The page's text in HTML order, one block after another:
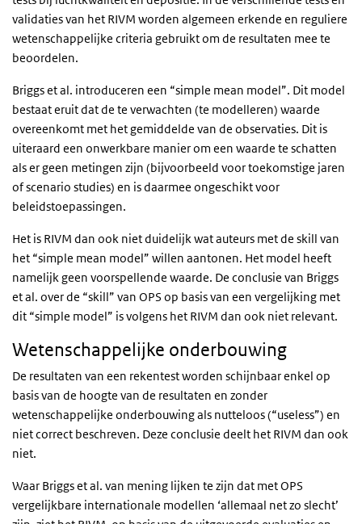
validaties van het RIVM worden algemeen erkende en reguliere
wetenschappelijke criteria gebruikt om de resultaten mee te
beoordelen.
Briggs et al. introduceren een “simple mean model”. Dit model
bestaat eruit dat de te verwachten (te modelleren) waarde
overeenkomt met het gemiddelde van de observaties. Dit is
uiteraard een onwerkbare manier om een waarde te schatten
als er geen metingen zijn (bijvoorbeeld voor toekomstige jaren
of scenario studies) en is daarmee ongeschikt voor
beleidstoepassingen.
Het is RIVM dan ook niet duidelijk wat auteurs met de skill van
het “simple mean model” willen aantonen. Het model heeft
namelijk geen voorspellende waarde. De conclusie van Briggs
et al. over de “skill” van OPS op basis van een vergelijking met
dit “simple model” is volgens het RIVM dan ook niet relevant.
Wetenschappelijke onderbouwing
De resultaten van een rekentest worden schijnbaar enkel op
basis van de hoogte van de resultaten en zonder
wetenschappelijke onderbouwing als nutteloos (“useless”) en
niet correct beschreven. Deze conclusie deelt het RIVM dan ook
niet.
Waar Briggs et al. van mening lijken te zijn dat met OPS
vergelijkbare internationale modellen ‘allemaal net zo slecht’